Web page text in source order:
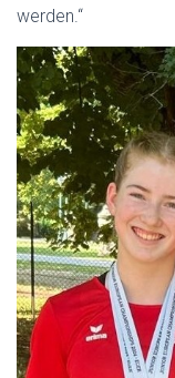
werden.“